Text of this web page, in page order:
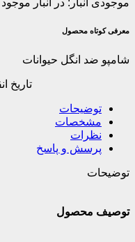
معرفی کوتاه محصول
شامپو ضد انگل حیوانات
تاریخ
توضیحات
مشخصات
نظرات
پرسش و پاسخ
توضیحات
توصیف محصول